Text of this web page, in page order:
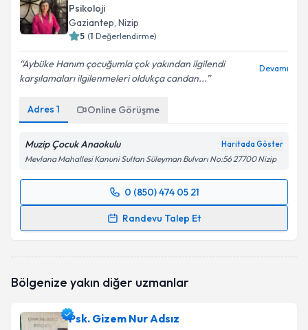
Psikoloji
Gaziantep, Nizip
5 (1 Değerlendirme)
Aybüke Hanım çocuğumla çok yakından ilgilendi
karşılamaları ilgilenmeleri oldukça candan...
Devamı
Adres 1 Online Görüşme
Muzip Çocuk Anaokulu Haritada Göster
Mevlana Mahallesi Kanuni Sultan Süleyman Bulvarı No:56 27700 Nizip
0 (850) 474 05 21
Randevu Talep Et
Randevu Takvimi Talebi
oluşturun. Size bu uzmandan randevu almanız için bir
Bölgenize yakın diğer uzmanlar
Psk. Gizem Nur Adsız